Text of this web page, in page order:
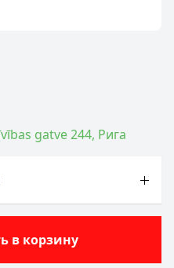
gatve 244, Рига
в корзину